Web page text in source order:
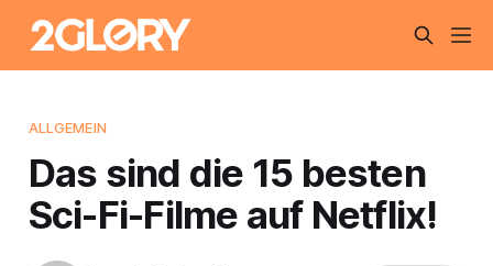
ALLGEMEIN
Das sind die 15 besten
Sci-Fi-Filme auf Netflix!